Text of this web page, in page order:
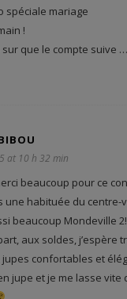
spéciale mariage
!
sur que le compte suive …
at 10 h 32 min
beaucoup pour ce
une habituée du centre-
beaucoup Mondeville
aux soldes, j’espère
confortables et
jupe et je me lasse vite